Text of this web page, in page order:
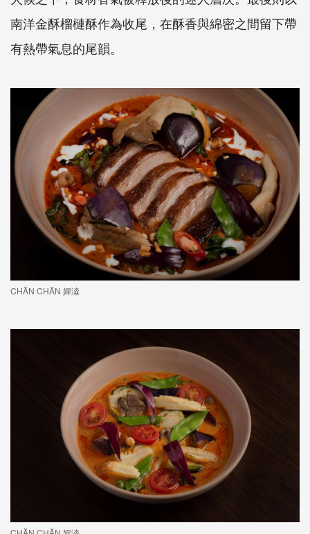
南洋金酥榴槤酥作為收尾，在酥香與綿密之間留下帶
有熱帶氣息的尾韻。
CHĂN CHĂN 嬋潹